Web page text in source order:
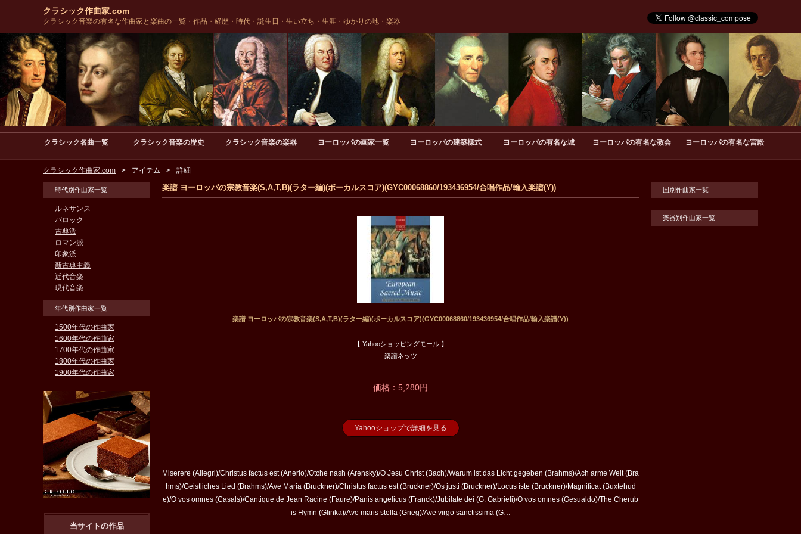
クラシック作曲家.com
クラシック音楽の有名な作曲家と楽曲の一覧・作品・経歴・時代・誕生日・生い立ち・生涯・ゆかりの地・楽器
クラシック名曲一覧 クラシック音楽の歴史 クラシック音楽の楽器 ヨーロッパの画家一覧 ヨーロッパの建築様式 ヨーロッパの有名な城 ヨーロッパの有名な教会 ヨーロッパの有名な宮殿
クラシック作曲家.com アイテム 詳細
楽譜 ヨーロッパの宗教音楽(S,A,T,B)(ラター編)(ボーカルスコア)(GYC00068860/193436954/合唱作品/輸入楽譜(Y))
楽譜 ヨーロッパの宗教音楽(S,A,T,B)(ラター編)(ボーカルスコア)(GYC00068860/193436954/合唱作品/輸入楽譜(Y))
【 Yahooショッピングモール 】
楽譜ネッツ
価格：5,280円
Yahooショップで詳細を見る
Miserere (Allegri)/Christus factus est (Anerio)/Otche nash (Arensky)/O Jesu Christ (Bach)/Warum ist das Licht gegeben (Brahms)/Ach arme Welt (Bra
hms)/Geistliches Lied (Brahms)/Ave Maria (Bruckner)/Christus factus est (Bruckner)/Os justi (Bruckner)/Locus iste (Bruckner)/Magnificat (Buxtehud
e)/O vos omnes (Casals)/Cantique de Jean Racine (Faure)/Panis angelicus (Franck)/Jubilate dei (G. Gabrieli)/O vos omnes (Gesualdo)/The Cherub
is Hymn (Glinka)/Ave maris stella (Grieg)/Ave virgo sanctissima (G…
時代別作曲家一覧
ルネサンス
バロック
古典派
ロマン派
印象派
新古典主義
近代音楽
現代音楽
年代別作曲家一覧
1500年代の作曲家
1600年代の作曲家
1700年代の作曲家
1800年代の作曲家
1900年代の作曲家
当サイトの作品
国別作曲家一覧
楽器別作曲家一覧